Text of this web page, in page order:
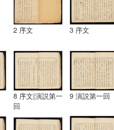
2 序文 3 序文
8 序文|演説第一
回
9 演説第一回